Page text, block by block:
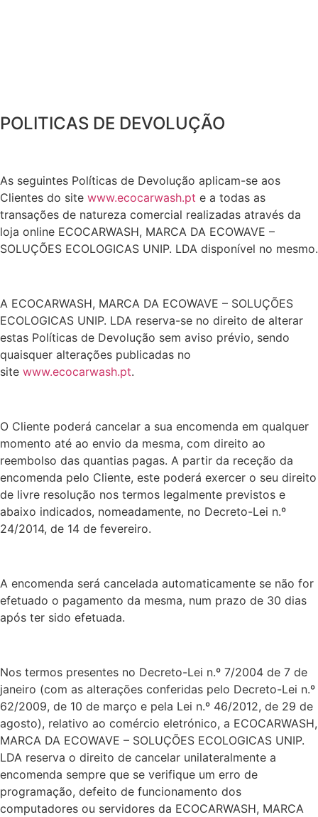
POLITICAS DE DEVOLUÇÃO
As seguintes Políticas de Devolução aplicam-se aos
Clientes do site www.ecocarwash.pt e a todas as
transações de natureza comercial realizadas através da
loja online ECOCARWASH, MARCA DA ECOWAVE –
SOLUÇÕES ECOLOGICAS UNIP. LDA disponível no mesmo.
A ECOCARWASH, MARCA DA ECOWAVE – SOLUÇÕES
ECOLOGICAS UNIP. LDA reserva-se no direito de alterar
estas Políticas de Devolução sem aviso prévio, sendo
quaisquer alterações publicadas no
site www.ecocarwash.pt.
O Cliente poderá cancelar a sua encomenda em qualquer
momento até ao envio da mesma, com direito ao
reembolso das quantias pagas. A partir da receção da
encomenda pelo Cliente, este poderá exercer o seu direito
de livre resolução nos termos legalmente previstos e
abaixo indicados, nomeadamente, no Decreto-Lei n.º
24/2014, de 14 de fevereiro.
A encomenda será cancelada automaticamente se não for
efetuado o pagamento da mesma, num prazo de 30 dias
após ter sido efetuada.
Nos termos presentes no Decreto-Lei n.º 7/2004 de 7 de
janeiro (com as alterações conferidas pelo Decreto-Lei n.º
62/2009, de 10 de março e pela Lei n.º 46/2012, de 29 de
agosto), relativo ao comércio eletrónico, a ECOCARWASH,
MARCA DA ECOWAVE – SOLUÇÕES ECOLOGICAS UNIP.
LDA reserva o direito de cancelar unilateralmente a
encomenda sempre que se verifique um erro de
programação, defeito de funcionamento dos
computadores ou servidores da ECOCARWASH, MARCA